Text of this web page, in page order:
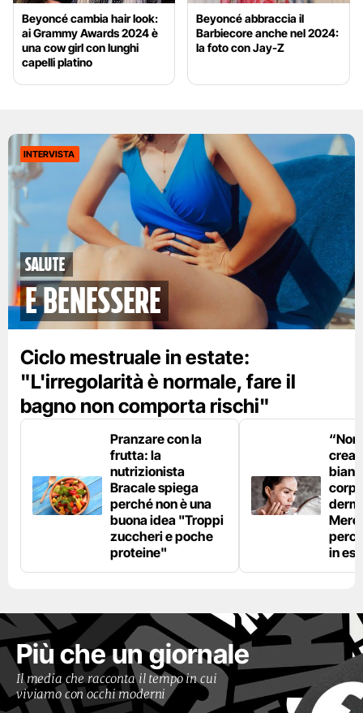
Beyoncé cambia hair look:
ai Grammy Awards 2024 è
una cow girl con lunghi
capelli platino
Beyoncé abbraccia il
Barbiecore anche nel 2024:
la foto con Jay-Z
INTERVISTA
Salute
e benessere
Ciclo mestruale in estate:
"L'irregolarità è normale, fare il
bagno non comporta rischi"
Pranzare con la
frutta: la
nutrizionista
Bracale spiega
perché non è una
buona idea "Troppi
zuccheri e poche
proteine"
“Non
in
Più che un giornale
Il media che racconta il tempo in cui
viviamo con occhi moderni